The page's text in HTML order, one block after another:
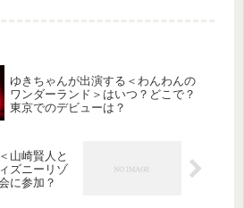
ゆきちゃんが出演する＜わんわんの
ワンダーランド＞はいつ？どこで？
東京でのデビューは？
山崎賢人と
ズニーリゾ
に参加？